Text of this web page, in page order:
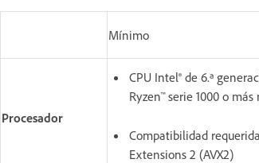
Mínimo
Procesador
CPU Intel® de 6.ª
Ryzen™ serie 1000 o
Compatibilidad
Extensions 2 (AVX2)